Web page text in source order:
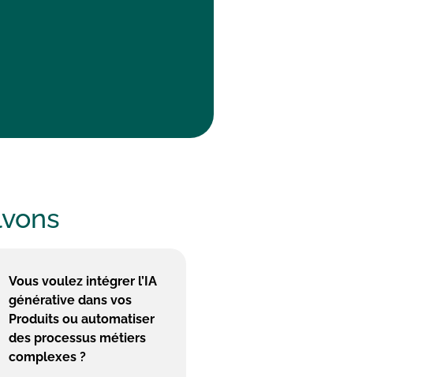
Vous voulez intégrer l’IA
générative dans vos
Produits ou automatiser
des processus métiers
complexes ?